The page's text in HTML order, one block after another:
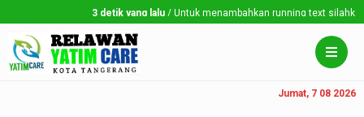
3 detik yang lalu / Untuk menambahkan running text silahkan
Jumat, 7 08 2026